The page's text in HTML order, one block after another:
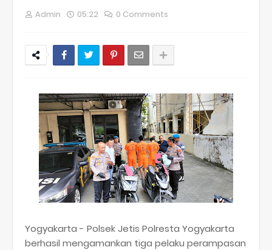
Admin 05:22 0 Comments
Yogyakarta - Polsek Jetis Polresta Yogyakarta
berhasil mengamankan tiga pelaku perampasan